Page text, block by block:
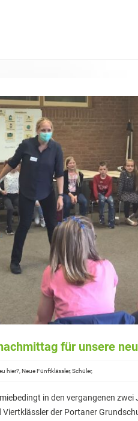
für unsere
hier?, Neue Fünftklässler, Schüler,
in den vergangenen
der Portaner